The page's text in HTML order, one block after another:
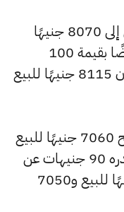
سجل سعر عيار 24 انخفاضًا ليصل إلى 8070 جنيهًا
للبيع و7955 جنيهًا للشراء، منخفضًا بقيمة 100
جنيهات عن السعر السابق الذي كان 8115 جنيهًا للبيع
وشهد سعر عيار 21 انخفاضًا ليصبح 7060 جنيهًا للبيع
و6960 جنيهًا للشراء، بانخفاض قدره 90 جنيهات عن
السعر السابق الذي بلغ 7100 جنيهًا للبيع و7050